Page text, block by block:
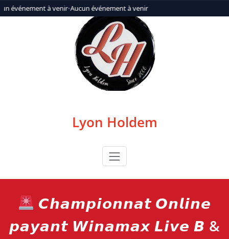
événement à venir•Aucun événement à venir
Aller
au
Lyon Holdem
𝘾𝙝𝙖𝙢𝙥𝙞𝙤𝙣𝙣𝙖𝙩 𝙊𝙣𝙡𝙞𝙣𝙚
𝙥𝙖𝙮𝙖𝙣𝙩 𝙒𝙞𝙣𝙖𝙢𝙖𝙭 𝙇𝙞𝙫𝙚 𝘽 &